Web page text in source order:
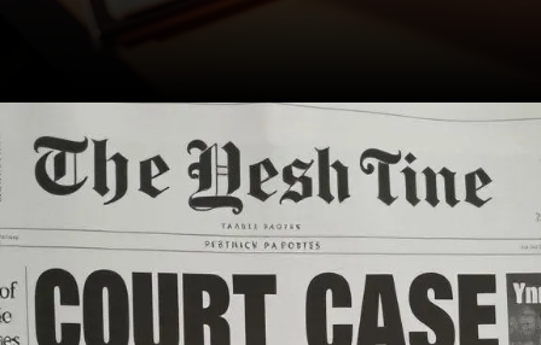
Opening https://ademilsoncs.adv.br/